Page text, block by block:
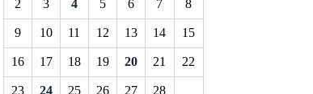
2 3 4 5 6 7 8
9 10 11 12 13 14 15
16 17 18 19 20 21 22
23 24 25 26 27 28